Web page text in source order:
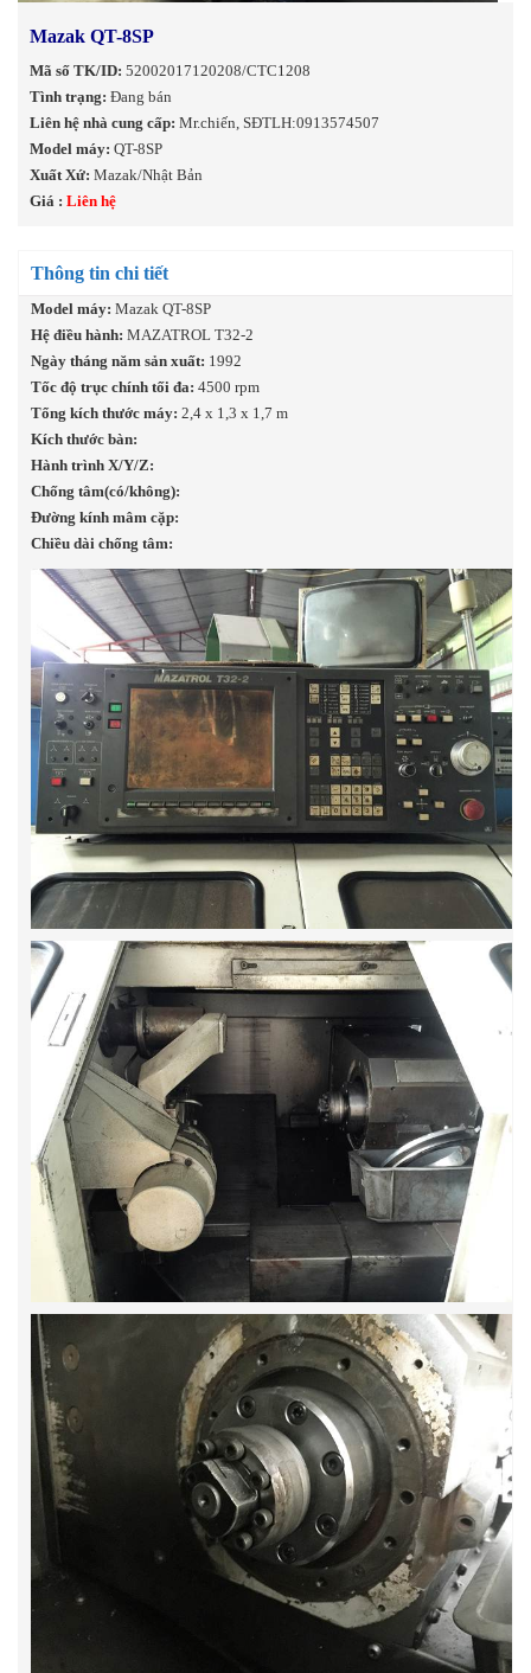
Mazak QT-8SP
Mã số TK/ID: 52002017120208/CTC1208
Tình trạng: Đang bán
Liên hệ nhà cung cấp: Mr.chiến, SĐTLH:0913574507
Model máy: QT-8SP
Xuất Xứ: Mazak/Nhật Bản
Giá : Liên hệ
Thông tin chi tiết
Model máy: Mazak QT-8SP
Hệ điều hành: MAZATROL T32-2
Ngày tháng năm sản xuất: 1992
Tốc độ trục chính tối đa: 4500 rpm
Tổng kích thước máy: 2,4 x 1,3 x 1,7 m
Kích thước bàn:
Hành trình X/Y/Z:
Chống tâm(có/không):
Đường kính mâm cặp:
Chiều dài chống tâm: